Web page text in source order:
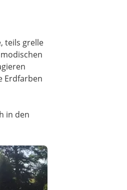
teils grelle
Erdfarben
in den